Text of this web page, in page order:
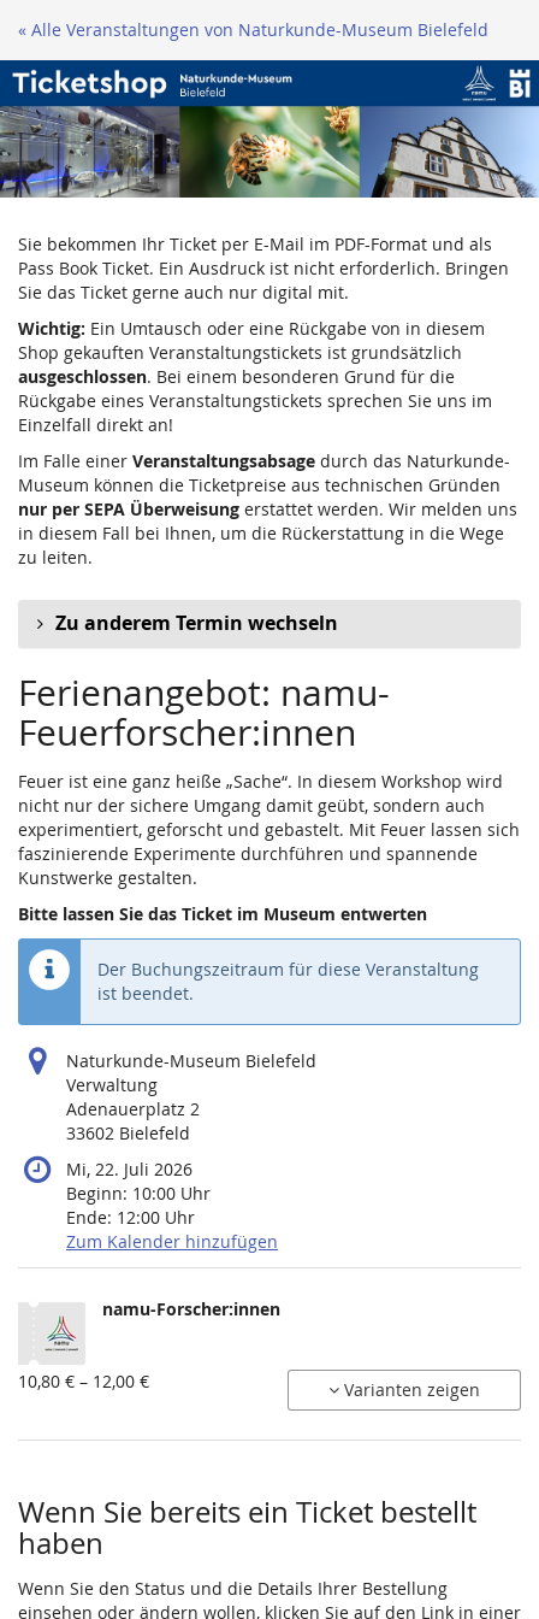
Zum
Inhalt
springen
« Alle Veranstaltungen von Naturkunde-Museum Bielefeld
Sie bekommen Ihr Ticket per E-Mail im PDF-Format und als
Pass Book Ticket. Ein Ausdruck ist nicht erforderlich. Bringen
Sie das Ticket gerne auch nur digital mit.
Wichtig: Ein Umtausch oder eine Rückgabe von in diesem
Shop gekauften Veranstaltungstickets ist grundsätzlich
ausgeschlossen. Bei einem besonderen Grund für die
Rückgabe eines Veranstaltungstickets sprechen Sie uns im
Einzelfall direkt an!
Im Falle einer Veranstaltungsabsage durch das Naturkunde-
Museum können die Ticketpreise aus technischen Gründen
nur per SEPA Überweisung erstattet werden. Wir melden uns
in diesem Fall bei Ihnen, um die Rückerstattung in die Wege
zu leiten.
Zu anderem Termin wechseln
Ferienangebot: namu-
Feuerforscher:innen
Feuer ist eine ganz heiße „Sache“. In diesem Workshop wird
nicht nur der sichere Umgang damit geübt, sondern auch
experimentiert, geforscht und gebastelt. Mit Feuer lassen sich
faszinierende Experimente durchführen und spannende
Kunstwerke gestalten.
Bitte lassen Sie das Ticket im Museum entwerten
Der Buchungszeitraum für diese Veranstaltung
ist beendet.
Naturkunde-Museum Bielefeld
Verwaltung
Adenauerplatz 2
33602 Bielefeld
Mi, 22. Juli 2026
Beginn: 10:00 Uhr
Ende: 12:00 Uhr
Zum Kalender hinzufügen
Produkte
Unkategorisierte
Produkte
namu-Forscher:innen
von
10,80 € – 12,00 € Varianten zeigen
Wenn Sie bereits ein Ticket bestellt
haben
Wenn Sie den Status und die Details Ihrer Bestellung
einsehen oder ändern wollen, klicken Sie auf den Link in einer